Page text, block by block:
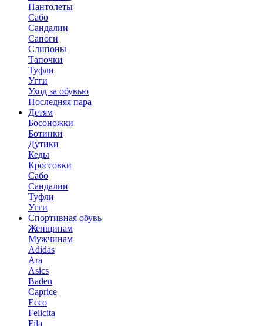
Пантолеты
Сабо
Сандалии
Сапоги
Слипоны
Тапочки
Туфли
Угги
Уход за обувью
Последняя пара
Детям
Босоножки
Ботинки
Дутики
Кеды
Кроссовки
Сабо
Сандалии
Туфли
Угги
Спортивная обувь
Женщинам
Мужчинам
Adidas
Ara
Asics
Baden
Caprice
Ecco
Felicita
Fila